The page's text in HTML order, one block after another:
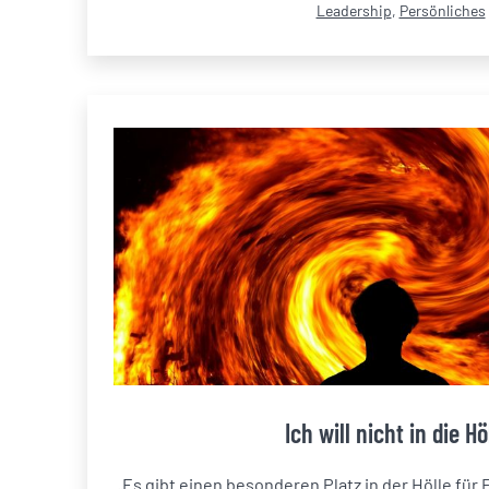
Kategorisiert
Leadership, Persönliches
Ich will nicht in die
„Es gibt einen besonderen Platz in der Hölle für